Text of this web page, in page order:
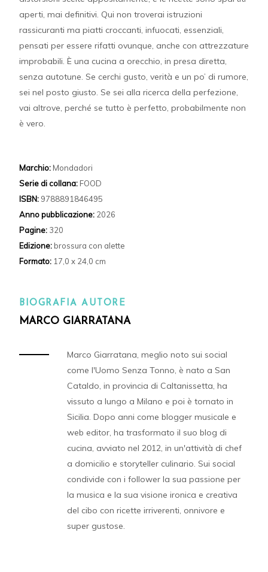
aperti, mai definitivi. Qui non troverai istruzioni
rassicuranti ma piatti croccanti, infuocati, essenziali,
pensati per essere rifatti ovunque, anche con attrezzature
improbabili. È una cucina a orecchio, in presa diretta,
senza autotune. Se cerchi gusto, verità e un po’ di rumore,
sei nel posto giusto. Se sei alla ricerca della perfezione,
vai altrove, perché se tutto è perfetto, probabilmente non
è vero.
Marchio: Mondadori
Serie di collana: FOOD
ISBN: 9788891846495
Anno pubblicazione: 2026
Pagine: 320
Edizione: brossura con alette
Formato: 17,0 x 24,0 cm
BIOGRAFIA AUTORE
MARCO GIARRATANA
Marco Giarratana, meglio noto sui social
come l'Uomo Senza Tonno, è nato a San
Cataldo, in provincia di Caltanissetta, ha
vissuto a lungo a Milano e poi è tornato in
Sicilia. Dopo anni come blogger musicale e
web editor, ha trasformato il suo blog di
cucina, avviato nel 2012, in un'attività di chef
a domicilio e storyteller culinario. Sui social
condivide con i follower la sua passione per
la musica e la sua visione ironica e creativa
del cibo con ricette irriverenti, onnivore e
super gustose.